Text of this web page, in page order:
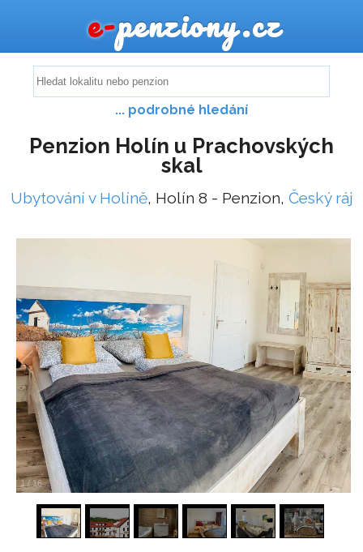
e-penziony.cz
... podrobné hledání
Penzion Holín u Prachovských
skal
Ubytování v Holíně, Holín 8 - Penzion, Český ráj
1/16